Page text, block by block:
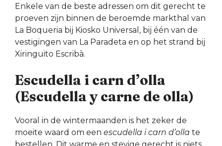
Enkele van de beste adressen om dit gerecht te
proeven zijn binnen de beroemde markthal van
La Boqueria bij Kiosko Universal, bij één van de
vestigingen van La Paradeta en op het strand bij
Xiringuito Escribà.
Escudella i carn d’olla
(Escudella y carne de olla)
Vooral in de wintermaanden is het zeker de
moeite waard om een escudella i carn d’olla te